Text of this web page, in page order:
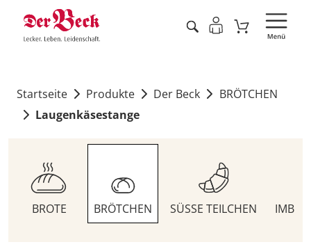
Startseite Produkte Der Beck
BRÖTCHEN
Laugenkäsestange
BROTE BRÖTCHEN SÜSSE TEILCHEN